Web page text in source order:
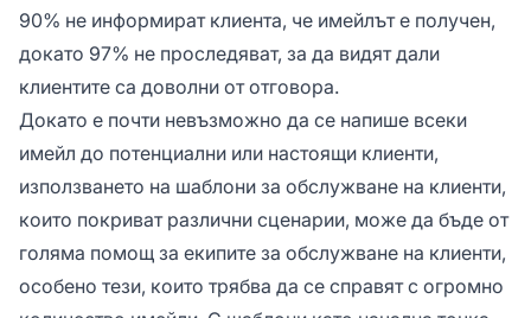
90% не информират клиента, че имейлът е получен,
докато 97% не проследяват, за да видят дали
клиентите са доволни от отговора.
Докато е почти невъзможно да се напише всеки
имейл до потенциални или настоящи клиенти,
използването на шаблони за обслужване на клиенти,
които покриват различни сценарии, може да бъде от
голяма помощ за екипите за обслужване на клиенти,
особено тези, които трябва да се справят с огромно